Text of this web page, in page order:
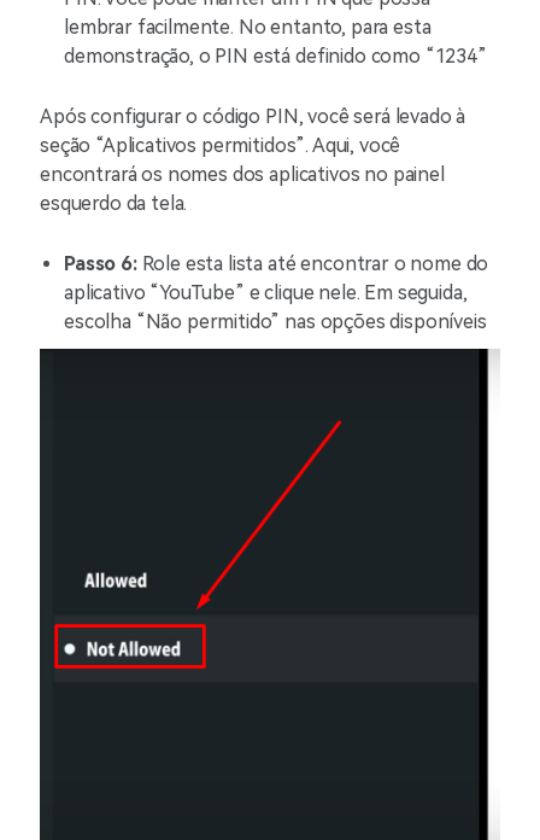
lembrar facilmente. No entanto, para esta
demonstração, o PIN está definido como “1234”
Após configurar o código PIN, você será levado à
seção “Aplicativos permitidos”. Aqui, você
encontrará os nomes dos aplicativos no painel
esquerdo da tela.
Passo 6: Role esta lista até encontrar o nome do
aplicativo “YouTube” e clique nele. Em seguida,
escolha “Não permitido” nas opções disponíveis